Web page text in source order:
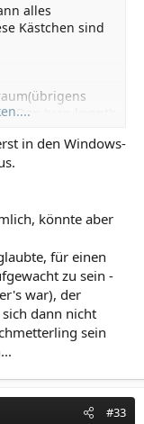
alles
Kästchen sind
Don Juan kennt):
Traum!"
in den Windows-
könnte aber
für einen
zu sein -
war), der
dann nicht
sein
#33